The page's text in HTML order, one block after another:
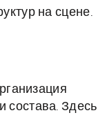
на сцене.
состава. Здесь